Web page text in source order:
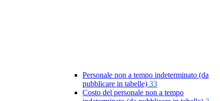
Personale non a tempo indeterminato (da
pubblicare in tabelle) 33
Costo del personale non a tempo